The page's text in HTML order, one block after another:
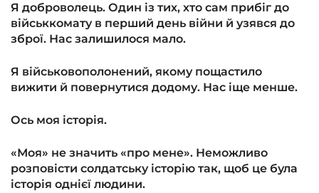
Я доброволець. Один із тих, хто сам прибіг до
військкомату в перший день війни й узявся до
зброї. Нас залишилося мало.
Я військовополонений, якому пощастило
вижити й повернутися додому. Нас іще менше.
Ось моя історія.
«Моя» не значить «про мене». Неможливо
розповісти солдатську історію так, щоб це була
історія однієї людини.